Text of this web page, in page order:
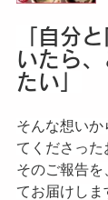
「自分
いたら
たい」
そんな想いか
てくださっ
そのご報告
てお届けしま